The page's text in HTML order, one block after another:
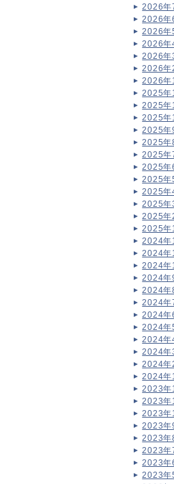
2026年
2026年
2026年
2026年
2026年
2026年
2026年
2025年
2025年
2025年
2025年
2025年
2025年
2025年
2025年
2025年
2025年
2025年
2025年
2024年
2024年
2024年
2024年
2024年
2024年
2024年
2024年
2024年
2024年
2024年
2024年
2023年
2023年
2023年
2023年
2023年
2023年
2023年
2023年